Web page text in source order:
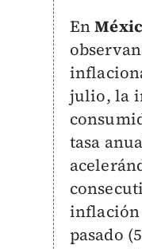
En
julio, la
tasa
inflación
pasado